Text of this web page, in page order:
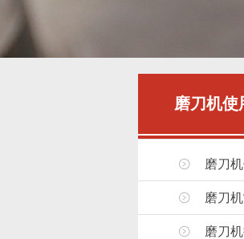
磨刀机使
磨刀
磨刀
磨刀